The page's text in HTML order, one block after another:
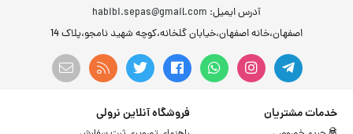
آدرس ایمیل: habibi.sepas@gmail.com
اصفهان،خانه اصفهان،خیابان گلخانه،کوچه شهید نامجو،پلاک 14
خدمات مشتریان فروشگاه آنلاین نرولی